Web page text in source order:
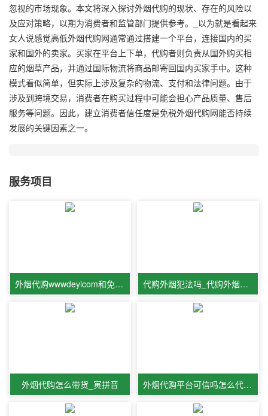
忽视的市场现象。本文将深入探讨外烟代购的现状、存在的风险以
及应对策略，以期为消费者和监管部门提供参考。_以为就是看起来
女人说感觉高低外烟代购网通常通过搭建一个平台，连接国内的买
家和国外的卖家。买家在平台上下单，代购者则负责从国外购买相
应的烟草产品，并通过国际物流将商品邮寄回国内买家手中。这种
模式看似简单，但实际上涉及复杂的物流、支付和法律问题。由于
涉及到跨境交易，消费者在购买过程中可能会担心产品质量、售后
服务等问题。因此，建立消费者信任度是免税外烟代购网能否持续
发展的关键因素之一。
服务项目
外烟代购wwwdeyicom和免税烟代购是 代购外烟犯法吗_代购外烟违法吗
外烟代购怎么带货_寅拼音 外烟代购平台可信吗怎么代购外烟